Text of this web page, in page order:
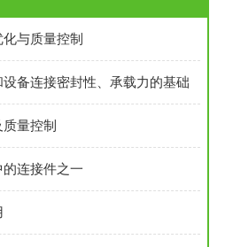
与质量控制
备连接密封性、承载力的基础
量控制
连接件之一